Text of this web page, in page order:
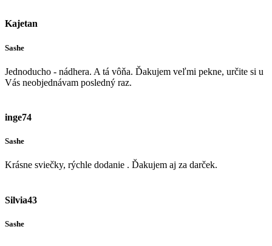
Kajetan
Sashe
Jednoducho - nádhera. A tá vôňa. Ďakujem veľmi pekne, určite si u
Vás neobjednávam posledný raz.
inge74
Sashe
Krásne sviečky, rýchle dodanie . Ďakujem aj za darček.
Silvia43
Sashe